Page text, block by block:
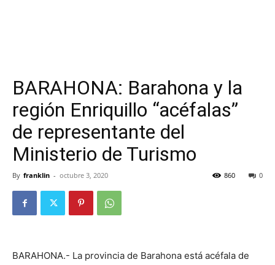
BARAHONA: Barahona y la
región Enriquillo “acéfalas”
de representante del
Ministerio de Turismo
By franklin - octubre 3, 2020 0
860
BARAHONA.- La provincia de Barahona está acéfala de